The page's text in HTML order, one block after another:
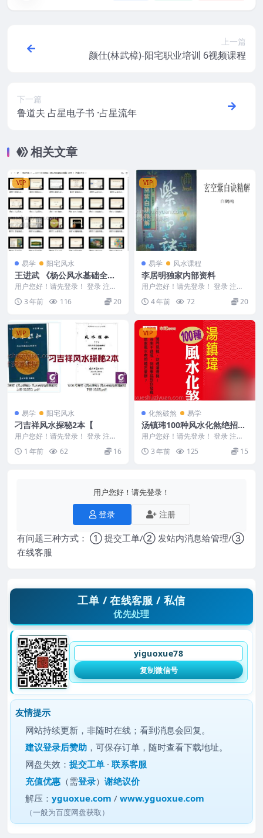
上一篇
颜仕(林武樟)-阳宅职业培训 6视频课程
下一篇
鲁道夫 占星电子书 ·占星流年
相关文章
VIP
易学 阳宅风水
王进武 《杨公风水基础全知
道》35集视频
用户您好！请先登录！ 登录 注册
王进武 《杨公风水基础全知道》3
5集 2311...
3 年前 116 20
VIP
易学 风水课程
李居明独家内部资料
用户您好！请先登录！ 登录 注册
编号：MY2212-200-22 李居明独
家内...4 年前 72 20
VIP
易学 阳宅风水
刁吉祥风水探秘2本【
用户您好！请先登录！ 登录 注册
1 年前 62 16
VIP
化煞破煞 易学
汤镇玮100种风水化煞绝招24
0页
用户您好！请先登录！ 登录 注册
汤镇玮100种风水化煞绝招240页
Y2308...
3 年前 125 15
用户您好！请先登录！
登录 注册
有问题三种方式： ① 提交工单/② 发站内消息给管理/③
在线客服
工单 / 在线客服 / 私信
优先处理
yiguoxue78
复制微信号
友情提示
网站持续更新，非随时在线；看到消息会回复。
建议登录后赞助 ，可保存订单，随时查看下载地址。
网盘失效：提交工单 ·联系客服
充值优惠 （需登录）谢绝议价
解压：yguoxue.com /www.yguoxue.com
（一般为百度网盘获取）